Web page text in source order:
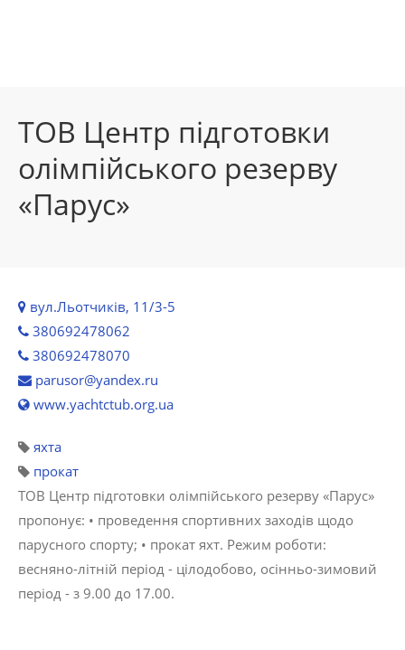
ТОВ Центр підготовки
олімпійського резерву
«Парус»
вул.Льотчиків, 11/3-5
380692478062
380692478070
parusor@yandex.ru
www.yachtctub.org.ua
яхта
прокат
ТОВ Центр підготовки олімпійського резерву «Парус»
пропонує: • проведення спортивних заходів щодо
парусного спорту; • прокат яхт. Режим роботи:
весняно-літній період - цілодобово, осінньо-зимовий
період - з 9.00 до 17.00.